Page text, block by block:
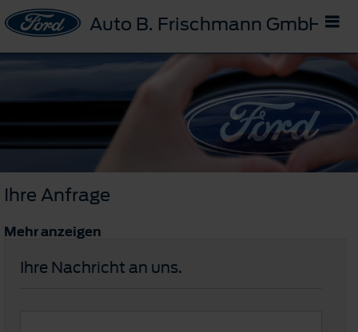
Auto B. Frischmann GmbH
Ihre Anfrage
Mehr anzeigen
Ihre Nachricht an uns.